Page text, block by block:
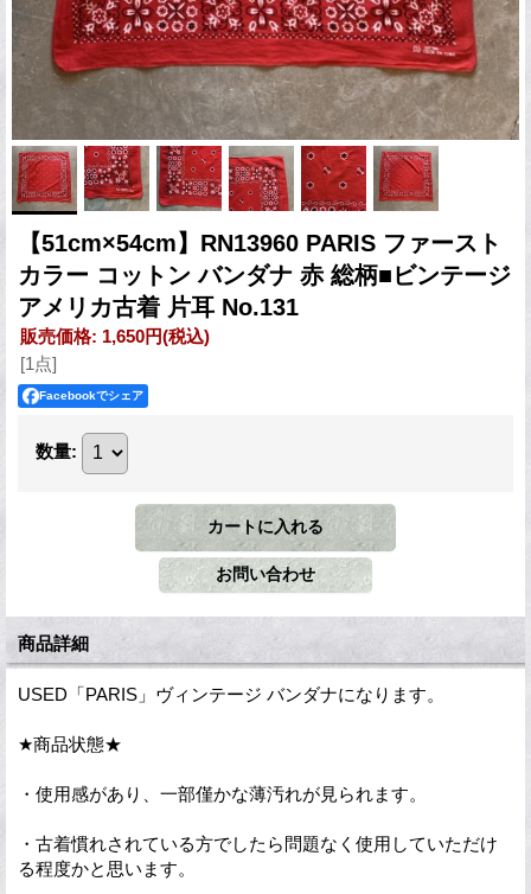
【51cm×54cm】RN13960 PARIS ファースト
カラー コットン バンダナ 赤 総柄■ビンテージ
アメリカ古着 片耳 No.131
販売価格: 1,650円(税込)
[1点]
Facebookでシェア
数量:
商品詳細
USED「PARIS」ヴィンテージ バンダナになります。
★商品状態★
・使用感があり、一部僅かな薄汚れが見られます。
・古着慣れされている方でしたら問題なく使用していただけ
る程度かと思います。